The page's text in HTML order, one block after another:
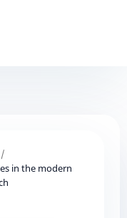
/
in the modern